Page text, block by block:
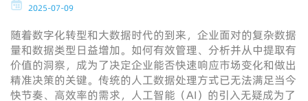
2025-07-09
随着数字化转型和大数据时代的到来，企业面对的复杂数据
量和数据类型日益增加。如何有效管理、分析并从中提取有
价值的洞察，成为了决定企业能否快速响应市场变化和做出
精准决策的关键。传统的人工数据处理方式已无法满足当今
快节奏、高效率的需求，人工智能（AI）的引入无疑成为了